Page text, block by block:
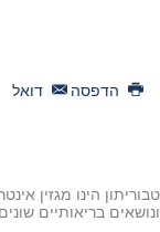
הדפסה דואל
טבוריתון הינו מגזין
ונושאים בריאותיים